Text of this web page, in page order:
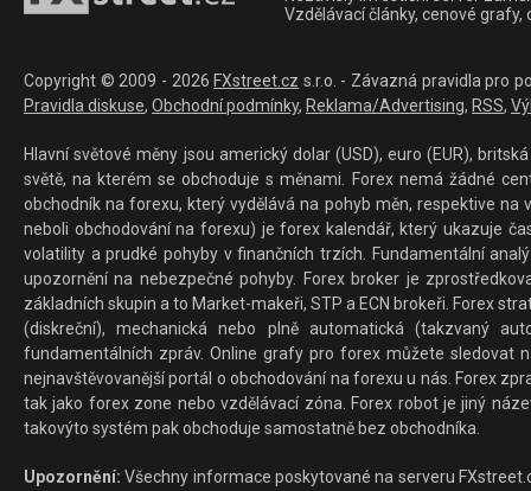
Vzdělávací články, cenové
Copyright © 2009 - 2026 FXstreet.cz s.r.o. - Závazná pravidla pro
Pravidla diskuse, Obchodní podmínky, Reklama/Advertising, RSS,
Hlavní světové měny jsou americký dolar (USD), euro (EUR),
světě, na kterém se obchoduje s měnami. Forex nemá žádné
obchodník na forexu, který vydělává na pohyb měn, respektive
neboli obchodování na forexu) je forex kalendář, který ukazuje
volatility a prudké pohyby v finančních trzích. Fundamentální
upozornění na nebezpečné pohyby. Forex broker je
základních skupin a to Market-makeři, STP a ECN brokeři. Forex
(diskreční), mechanická nebo plně automatická (takzvaný
fundamentálních zpráv. Online grafy pro forex můžete sledovat
nejnavštěvovanější portál o obchodování na forexu u nás. Forex
tak jako forex zone nebo vzdělávací zóna. Forex robot je jiný
takovýto systém pak obchoduje samostatně bez obchodníka.
Upozornění: Všechny informace poskytované na serveru